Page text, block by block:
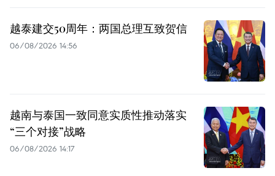
越泰建交50周年：两国总理互致贺信
06/08/2026 14:56
越南与泰国一致同意实质性推动落实
“三个对接”战略
06/08/2026 14:17